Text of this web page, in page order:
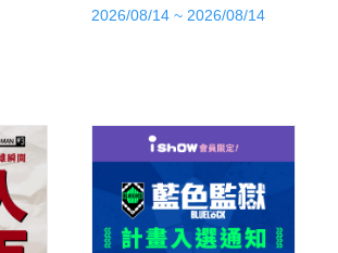
2026/08/14 ~ 2026/08/14